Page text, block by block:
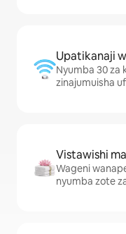
Upatikanaji
Nyumba 30 za
zinajumuisha
Vistawishi
Wageni
nyumba zote